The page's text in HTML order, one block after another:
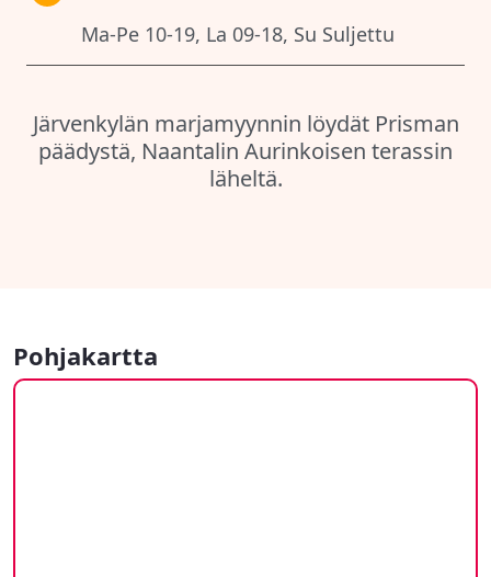
Ma-Pe 10-19, La 09-18, Su Suljettu
Järvenkylän marjamyynnin löydät Prisman
päädystä, Naantalin Aurinkoisen terassin
läheltä.
Pohjakartta